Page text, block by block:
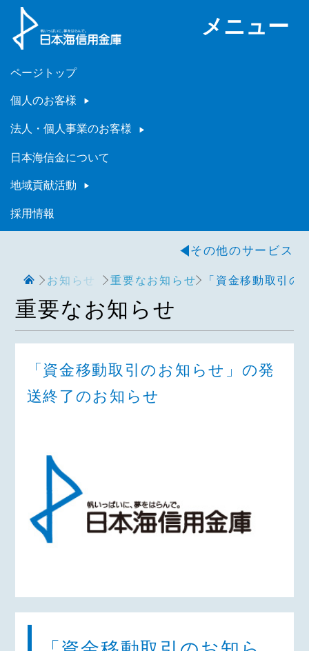
メニュー
ページトップ
個人のお客様
法人・個人事業のお客様
日本海信金について
地域貢献活動
採用情報
その他のサービス
お知らせ 重要なお知らせ 「資金移動取引
重要なお知らせ
「資金移動取引のお知らせ」の発
送終了のお知らせ